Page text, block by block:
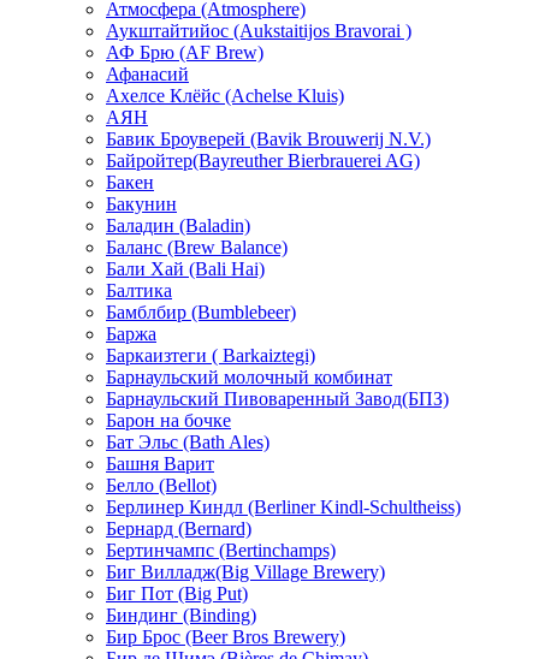
Атмосфера (Atmosphere)
Аукштайтийос (Aukstaitijos Bravorai )
АФ Брю (AF Brew)
Афанасий
Ахелсе Клёйс (Achelse Kluis)
АЯН
Бавик Броуверей (Bavik Brouwerij N.V.)
Байройтер(Bayreuther Bierbrauerei AG)
Бакен
Бакунин
Баладин (Baladin)
Баланс (Brew Balance)
Бали Хай (Bali Hai)
Балтика
Бамблбир (Bumblebeer)
Баржа
Баркаизтеги ( Barkaiztegi)
Барнаульский молочный комбинат
Барнаульский Пивоваренный Завод(БПЗ)
Барон на бочке
Бат Эльс (Bath Ales)
Башня Варит
Белло (Bellot)
Берлинер Киндл (Berliner Kindl-Schultheiss)
Бернард (Bernard)
Бертинчампс (Bertinchamps)
Биг Вилладж(Big Village Brewery)
Биг Пот (Big Put)
Биндинг (Binding)
Бир Брос (Beer Bros Brewery)